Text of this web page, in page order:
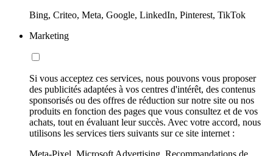
Bing, Criteo, Meta, Google, LinkedIn, Pinterest, TikTok
Marketing
Si vous acceptez ces services, nous pouvons vous proposer
des publicités adaptées à vos centres d'intérêt, des contenus
sponsorisés ou des offres de réduction sur notre site ou nos
produits en fonction des pages que vous consultez et de vos
achats, tout en évaluant leur succès. Avec votre accord, nous
utilisons les services tiers suivants sur ce site internet :
Meta-Pixel, Microsoft Advertising, Recommandations de